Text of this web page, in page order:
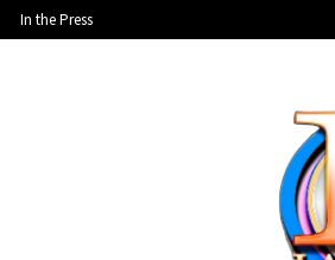
In the Press